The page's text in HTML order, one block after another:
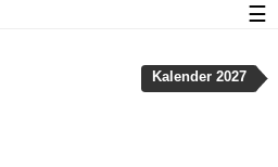
Kalender 2027
☰